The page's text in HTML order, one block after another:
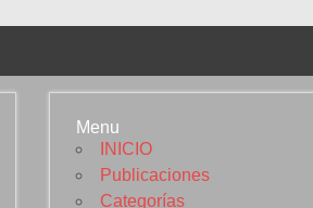
Menu
INICIO
Publicaciones
Categorías